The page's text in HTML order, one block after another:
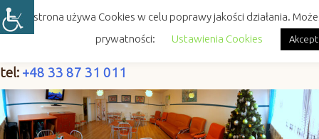
Skip
to
content
tel: +48 33 87 31 011
Ta strona używa Cookies w celu poprawy jakości działania.
prywatności:
Ustawienia Cookies